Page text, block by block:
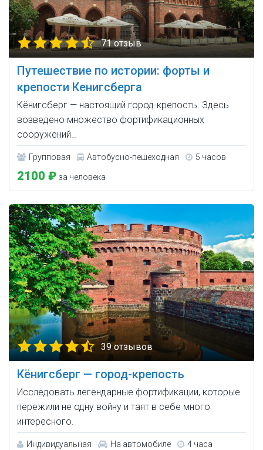
71 отзыв
Путешествие по истории: форты и
крепости Кенигсберга
Кёнигсберг — настоящий город-крепость. Здесь
возведено множество фортификационных
сооружений…
Групповая Автобусно-пешеходная 5 часов
2100 ₽ за человека
39 отзывов
Кёнигсберг — город-крепость
Исследовать легендарные фортификации, которые
пережили не одну войну и таят в себе много
интересного.
Индивидуальная На автомобиле 4 часа